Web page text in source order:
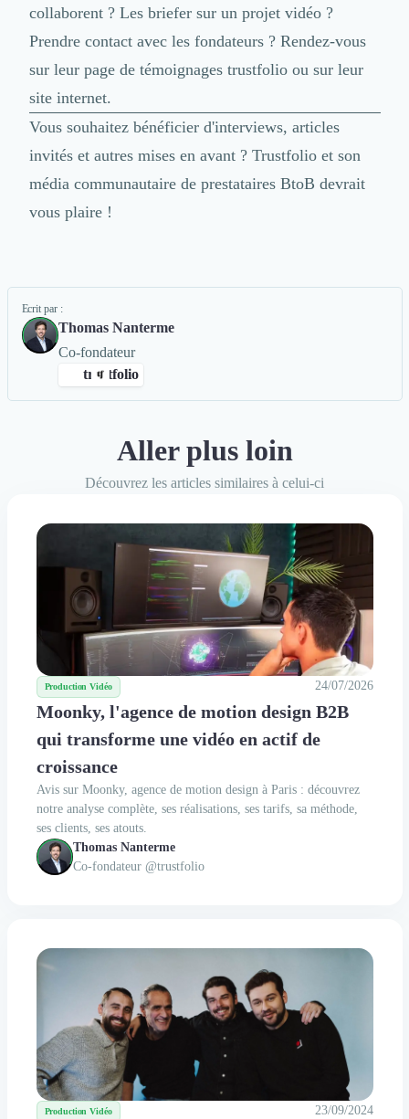
collaborent ? Les briefer sur un projet vidéo ?
Prendre contact avec les fondateurs ? Rendez-vous
sur leur page de témoignagestrustfolio ou sur leur
site internet.
Vous souhaitez bénéficier d'interviews, articles
invités et autres mises en avant ? Trustfolio et son
média communautaire de prestataires BtoB devrait
vous plaire !
Ecrit par :
Thomas Nanterme
Co-fondateur
trustfolio
Rédaction de Cas Client +4
Aller plus loin
Découvrez les articles similaires à celui-ci
Production Vidéo 24/07/2026
Moonky, l'agence de motion design B2B
qui transforme une vidéo en actif de
croissance
Avis sur Moonky, agence de motion design à Paris : découvrez
notre analyse complète, ses réalisations, ses tarifs, sa méthode,
ses clients, ses atouts.
Thomas Nanterme
Co-fondateur @trustfolio
Production Vidéo 23/09/2024